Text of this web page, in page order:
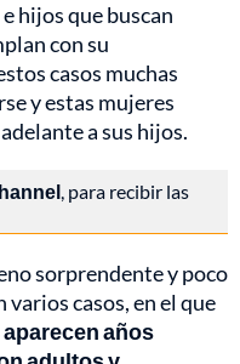
hijos que buscan
con su
casos muchas
y estas mujeres
a sus hijos.
, para recibir las
sorprendente y poco
casos, en el que
años